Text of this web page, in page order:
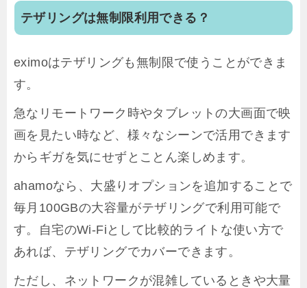
テザリングは無制限利用できる？
eximoはテザリングも無制限で使うことができま
す。
急なリモートワーク時やタブレットの大画面で映
画を見たい時など、様々なシーンで活用できます
からギガを気にせずとことん楽しめます。
ahamoなら、大盛りオプションを追加することで
毎月100GBの大容量がテザリングで利用可能で
す。自宅のWi-Fiとして比較的ライトな使い方で
あれば、テザリングでカバーできます。
ただし、ネットワークが混雑しているときや大量